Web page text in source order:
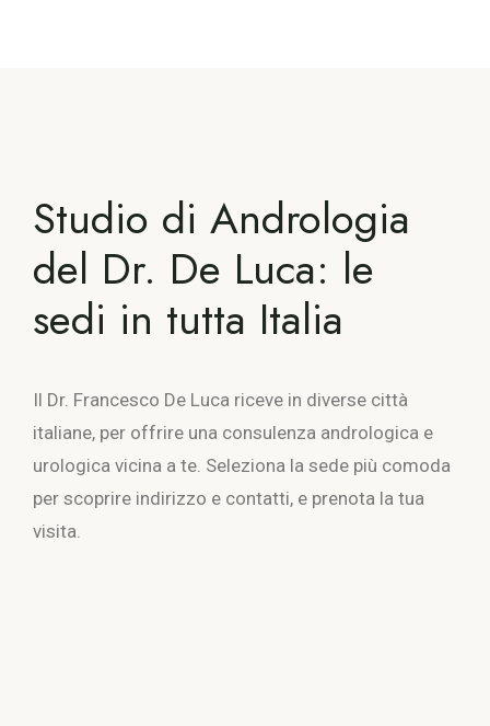
Studio di Andrologia
del Dr. De Luca: le
sedi in tutta Italia
Il Dr. Francesco De Luca riceve in diverse città
italiane, per offrire una consulenza andrologica e
urologica vicina a te. Seleziona la sede più comoda
per scoprire indirizzo e contatti, e prenota la tua
visita.